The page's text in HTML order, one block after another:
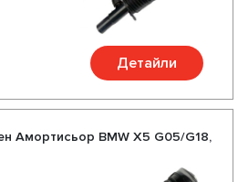
Детайли
Амортисьор BMW X5 G05/G18,